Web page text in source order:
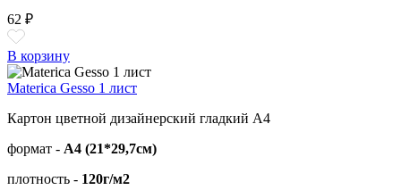
62 ₽
В корзину
Materica Gesso 1 лист
Картон цветной дизайнерский гладкий А4
формат - А4 (21*29,7см)
плотность - 120г/м2